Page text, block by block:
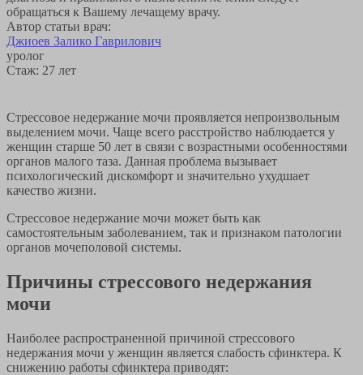
обращаться к Вашему лечащему врачу.
Автор статьи врач:
Джиоев Залико Гаврилович
уролог
Стаж: 27 лет
Стрессовое недержание мочи проявляется непроизвольным
выделением мочи. Чаще всего расстройство наблюдается у
женщин старше 50 лет в связи с возрастными особенностями
органов малого таза. Данная проблема вызывает
психологический дискомфорт и значительно ухудшает
качество жизни.
Стрессовое недержание мочи может быть как
самостоятельным заболеванием, так и признаком патологии
органов мочеполовой системы.
Причины стрессового недержания
мочи
Наиболее распространенной причиной стрессового
недержания мочи у женщин является слабость сфинктера. К
снижению работы сфинктера приводят: